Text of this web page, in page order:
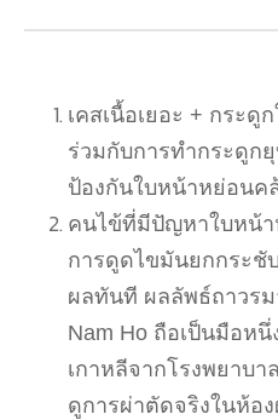
เคสเนื้อเยอะ + กระ
ร่วมกับการทำกระดูก
ป้องกันใบหน้าหย่อนค
คนไข้ที่มีปัญหาใบหน้
การดูดไขมันยกกระชั
ผลทันที ผลลัพธ์ถาวร
Nam Ho ถือเป็นมือห
เกาหลีจากโรงพยาบ
ดูการผ่าตัดจริงในห้อ